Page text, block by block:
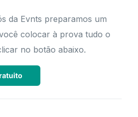
da Evnts preparamos um
colocar à prova tudo o
no botão abaixo.